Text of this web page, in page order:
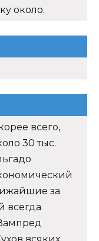
около.
всего,
30 тыс.
за
всегда